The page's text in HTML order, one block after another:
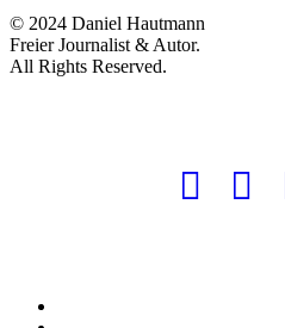
© 2024 Daniel Hautmann
Freier Journalist & Autor.
All Rights Reserved.